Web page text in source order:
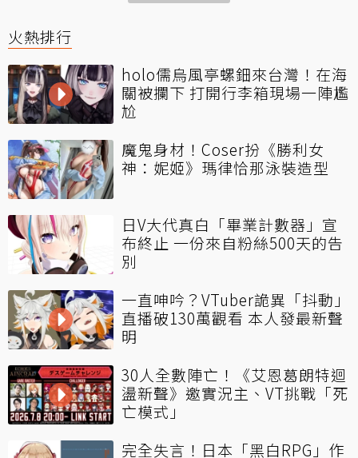
火熱排行
holo儒烏風亭螺鈿來台灣！在海
關被攔下 打開行李箱現場一陣尷
尬
魔鬼身材！Coser扮《勝利女
神：妮姬》瑪律恰那泳裝造型
日V大代真白「畢業計數器」宣
布終止 一份來自粉絲500天的告
別
一直呻吟？VTuber詭異「抖動」
直播破130萬觀看 本人發最新聲
明
30人全數陣亡！《艾恩葛朗特迴
盪新聲》邀實況主、VT挑戰「死
亡模式」
完全失言！日本「黑白RPG」作